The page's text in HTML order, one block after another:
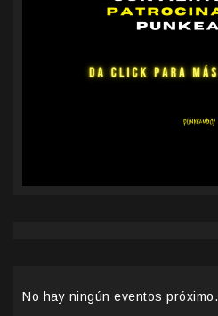
No hay ningún eventos próximo.